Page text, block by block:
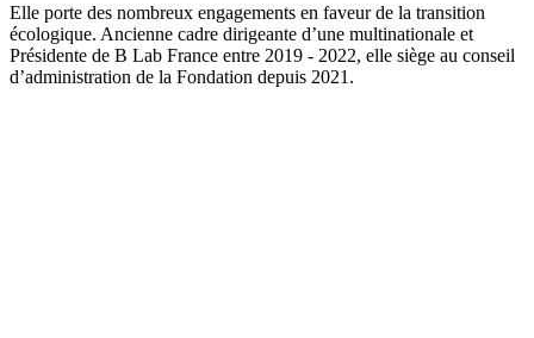
Elle porte des nombreux engagements en faveur de la transition
écologique. Ancienne cadre dirigeante d’une multinationale et
Présidente de B Lab France entre 2019 - 2022, elle siège au conseil
d’administration de la Fondation depuis 2021.